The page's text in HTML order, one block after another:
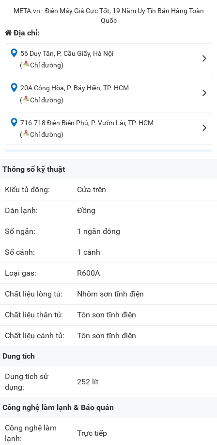
META.vn - Điện Máy Giá Cực Tốt, 19 Năm Uy Tín Bán Hàng Toàn
Quốc
Địa chỉ:
56 Duy Tân, P. Cầu Giấy, Hà Nội
(
Chỉ đường)
20A Cộng Hòa, P. Bảy Hiền, TP. HCM
(
Chỉ đường)
716-718 Điện Biên Phủ, P. Vườn Lài, TP. HCM
(
Chỉ đường)
Thông số kỹ thuật
Kiểu tủ đông: Cửa trên
Dàn lạnh: Đồng
Số ngăn: 1 ngăn đông
Số cánh: 1 cánh
Loại gas: R600A
Chất liệu lòng tủ: Nhôm sơn tĩnh điện
Chất liệu thân tủ: Tôn sơn tĩnh điện
Chất liệu cánh tủ: Tôn sơn tĩnh điện
Dung tích
Dung tích sử
dụng:
252 lít
Công nghệ làm lạnh & Bảo quản
Công nghệ làm
lạnh:
Trực tiếp